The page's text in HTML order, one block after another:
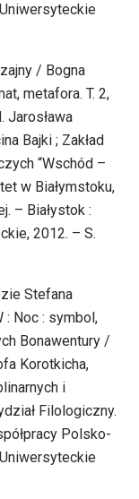
/ Bogna
metafora. T. 2,
Jarosława
Bajki ; Zakład
“Wschód –
w Białymstoku,
– Białystok :
2012. – S.
Stefana
Noc : symbol,
Bonawentury /
Korotkicha,
i
Filologiczny.
Polsko-